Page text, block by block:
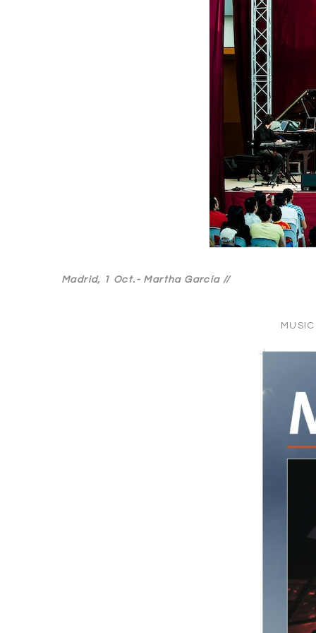
Madrid, 1 Oct.- Martha García //